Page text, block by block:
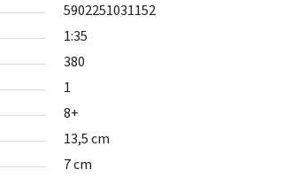
5902251031152
1:35
380
1
8+
13,5 cm
7 cm